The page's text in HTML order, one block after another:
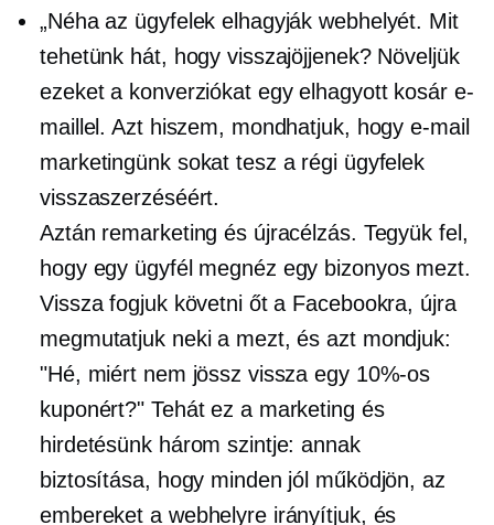
„Néha az ügyfelek elhagyják webhelyét. Mit
tehetünk hát, hogy visszajöjjenek? Növeljük
ezeket a konverziókat egy elhagyott kosár e-
maillel. Azt hiszem, mondhatjuk, hogy e-mail
marketingünk sokat tesz a régi ügyfelek
visszaszerzéséért.
Aztán remarketing és újracélzás. Tegyük fel,
hogy egy ügyfél megnéz egy bizonyos mezt.
Vissza fogjuk követni őt a Facebookra, újra
megmutatjuk neki a mezt, és azt mondjuk:
"Hé, miért nem jössz vissza egy 10%-os
kuponért?" Tehát ez a marketing és
hirdetésünk három szintje: annak
biztosítása, hogy minden jól működjön, az
embereket a webhelyre irányítjuk, és